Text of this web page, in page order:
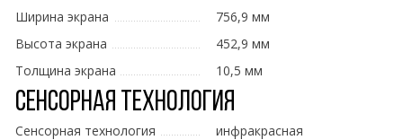
Ширина экрана
756,9 мм
Высота экрана
452,9 мм
Толщина экрана
10,5 мм
Сенсорная технология
Сенсорная технология
инфракрасная